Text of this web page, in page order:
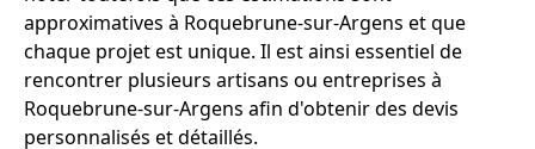
approximatives à Roquebrune-sur-Argens et que
chaque projet est unique. Il est ainsi essentiel de
rencontrer plusieurs artisans ou entreprises à
Roquebrune-sur-Argens afin d'obtenir des devis
personnalisés et détaillés.